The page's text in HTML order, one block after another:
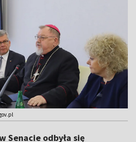
Senacie odbyła się